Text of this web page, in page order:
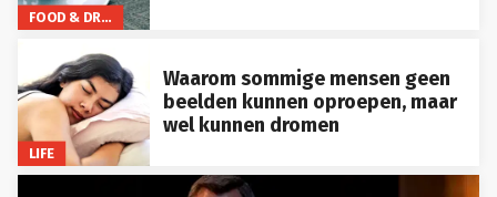
FOOD & DRINKS
LIFE
Waarom sommige mensen geen
beelden kunnen oproepen, maar
wel kunnen dromen